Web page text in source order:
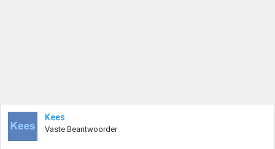
Kees
Vaste Beantwoorder